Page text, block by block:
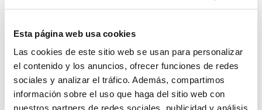
Esta página web usa cookies
Las cookies de este sitio web se usan para personalizar
el contenido y los anuncios, ofrecer funciones de redes
sociales y analizar el tráfico. Además, compartimos
información sobre el uso que haga del sitio web con
S&P 500 ponderado por igual destacó la rotación más
participación más amplia.
Más adelante en la semana, los comentarios
hawkish
de la Reserva Federal redujeron las probabilidades de
un recorte de tipos en diciembre a casi el 50%,
presionando a la baja las acciones de crecimiento y las